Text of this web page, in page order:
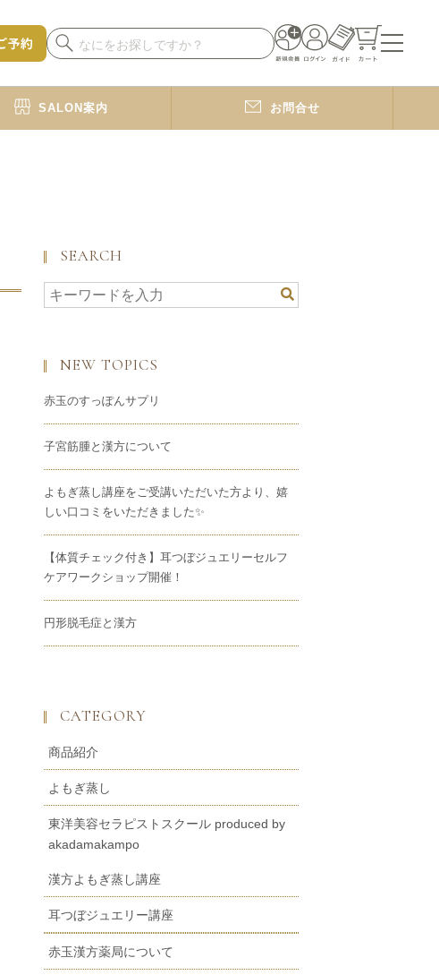
SALON案内 お問合せ
SEARCH
NEW TOPICS
赤玉のすっぽんサプリ
子宮筋腫と漢方について
よもぎ蒸し講座をご受講いただいた方より、嬉
しい口コミをいただきました✨
【体質チェック付き】耳つぼジュエリーセルフ
ケアワークショップ開催！
円形脱毛症と漢方
CATEGORY
商品紹介
よもぎ蒸し
東洋美容セラピストスクール produced by
akadamakampo
漢方よもぎ蒸し講座
耳つぼジュエリー講座
赤玉漢方薬局について